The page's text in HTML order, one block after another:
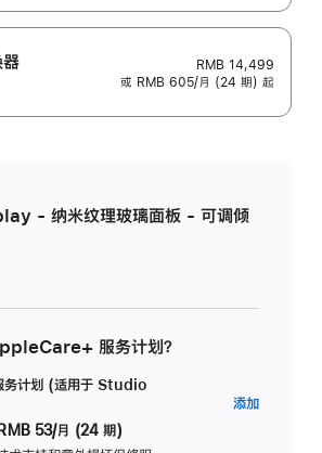
RMB 14,499
或 RMB 605/月 (24 期) 起
- 纳米纹理玻璃面板 - 可调倾
服务计划？
计划 (适用于 Studio
RMB 53/月 (24 期)
添加